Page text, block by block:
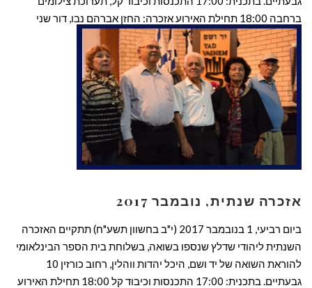
ברחבה 18:00 תחילת האירוע אזכרה: החזן אברהם נבו, דור שני
דברים: ד"ר אורלי שטטינר, חברת ועד ארגון […]
קרא עוד ←
אזכרה שנתית, נובמבר 2017
ביום רביעי, 1 בנובמבר 2017 (י"ב בחשוון תשע"ח) תתקיים האזכרה
השנתית ליהודי שדלץ שנספו בשואה, בשלוחת בית הספר הבינלאומי
להוראת השואה של יד ושם, היכל יהדות ווהלין, רחוב כורזין 10
גבעתיים. בתכנית: 17:00 התכנסות וכיבוד קל 18:00 תחילת האירוע